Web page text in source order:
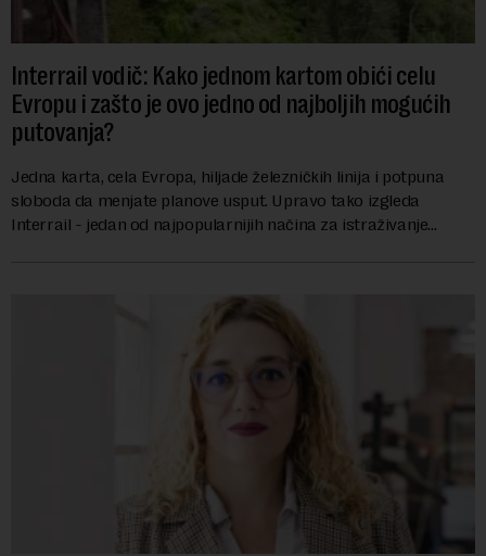
Interrail vodič: Kako jednom kartom obići celu
Evropu i zašto je ovo jedno od najboljih mogućih
putovanja?
Jedna karta, cela Evropa, hiljade železničkih linija i potpuna
sloboda da menjate planove usput. Upravo tako izgleda
Interrail - jedan od najpopularnijih načina za istraživanje